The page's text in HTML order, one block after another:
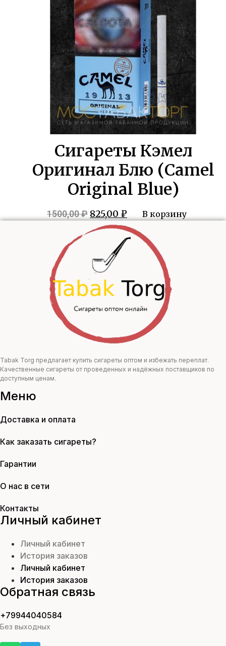
1500,00 ₽.
Сигареты Кэмел
Оригинал Блю (Camel
Original Blue)
1500,00₽ Первоначальная
цена
составляла
1500,00 ₽.
825,00 ₽ Текущая
цена:
825,00 ₽.
В корзину
Tabak Torg предлагает купить сигареты оптом и избежать переплат.
Качественные сигареты от проведенных и надёжных поставщиков по
доступным ценам.
Меню
Доставка и оплата
Как заказать сигареты?
Гарантии
О нас в сети
Контакты
Личный кабинет
Личный кабинет
История заказов
Личный кабинет
История заказов
Обратная связь
+79944040584
Без выходных